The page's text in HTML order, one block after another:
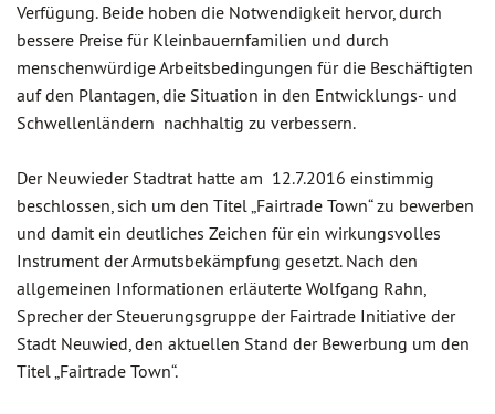
Verfügung. Beide hoben die Notwendigkeit hervor, durch
bessere Preise für Kleinbauernfamilien und durch
menschenwürdige Arbeitsbedingungen für die Beschäftigten
auf den Plantagen, die Situation in den Entwicklungs- und
Schwellenländern nachhaltig zu verbessern.
Der Neuwieder Stadtrat hatte am 12.7.2016 einstimmig
beschlossen, sich um den Titel „Fairtrade Town“ zu bewerben
und damit ein deutliches Zeichen für ein wirkungsvolles
Instrument der Armutsbekämpfung gesetzt. Nach den
allgemeinen Informationen erläuterte Wolfgang Rahn,
Sprecher der Steuerungsgruppe der Fairtrade Initiative der
Stadt Neuwied, den aktuellen Stand der Bewerbung um den
Titel „Fairtrade Town“.